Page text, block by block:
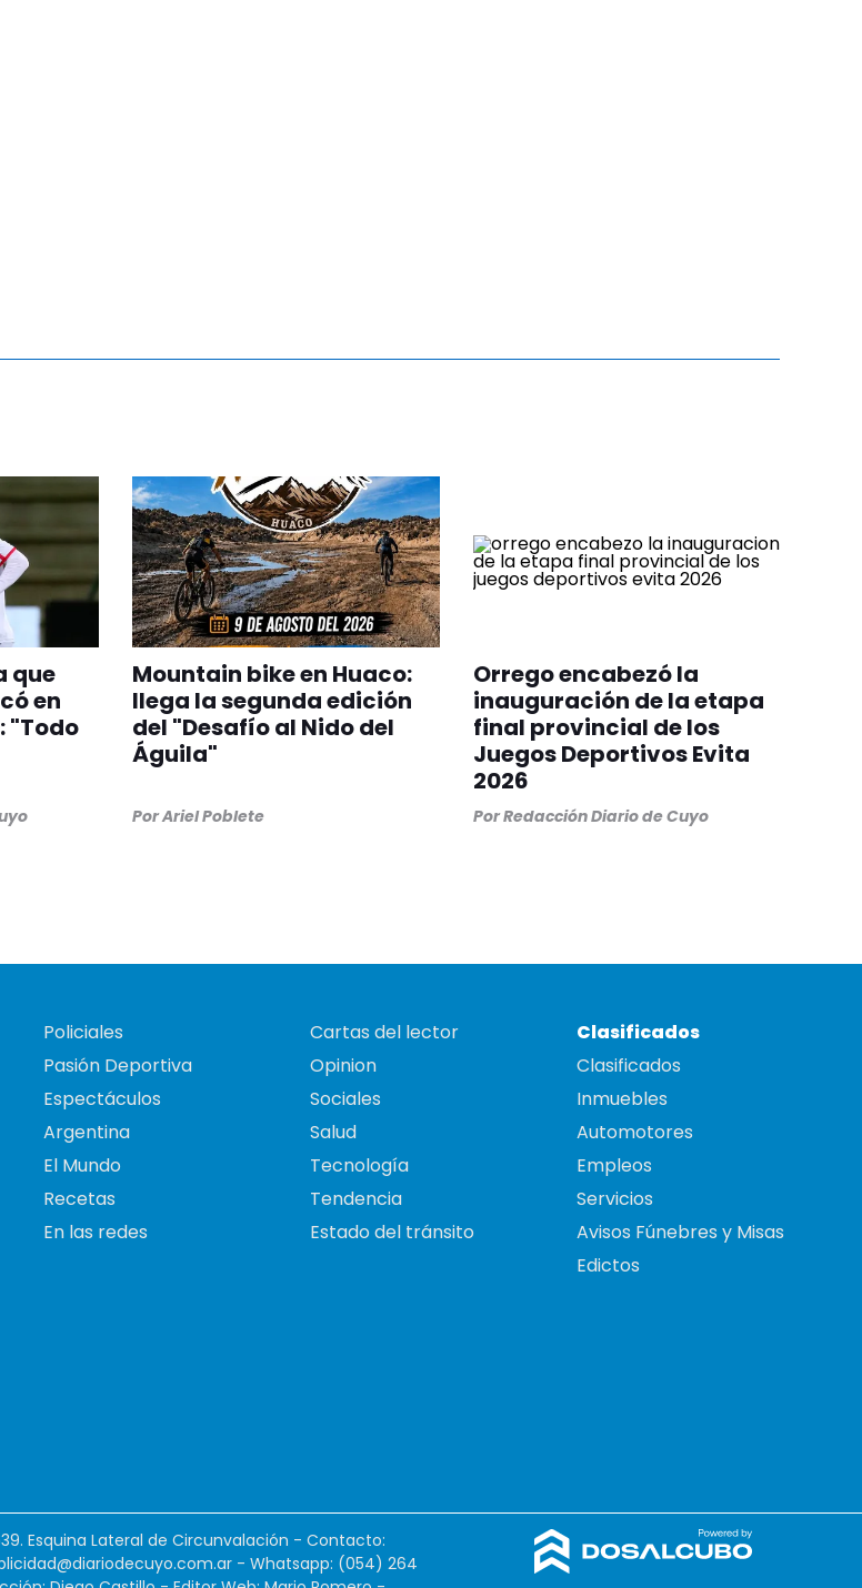
que
en
"Todo
Mountain bike en Huaco:
llega la segunda edición
del "Desafío al Nido del
Águila"
PorAriel Poblete
Orrego encabezó la
inauguración de la etapa
final provincial de los
Juegos Deportivos Evita
2026
PorRedacción Diario de Cuyo
Policiales
Pasión Deportiva
Espectáculos
Argentina
El Mundo
Recetas
En las redes
Cartas del lector
Opinion
Sociales
Salud
Tecnología
Tendencia
Estado del tránsito
Clasificados
Clasificados
Inmuebles
Automotores
Empleos
Servicios
Avisos Fúnebres y Misas
Edictos
Esquina Lateral de Circunvalación - Contacto:
- Whatsapp: (054) 264